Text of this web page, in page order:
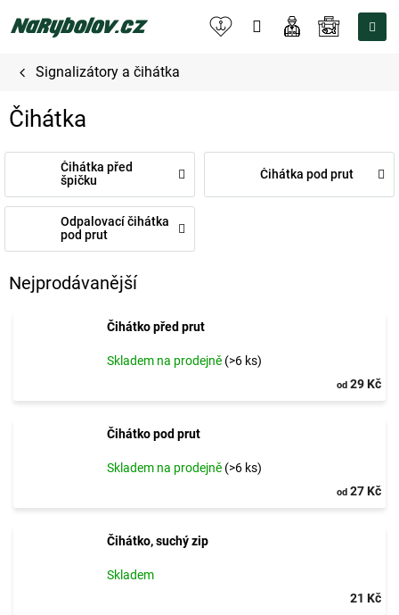
na
NÁKUPNÍ
Signalizátory a čihátka
Čihátka
Čihátka před
špičku
Čihátka pod prut
Odpalovací čihátka
pod prut
Nejprodávanější
Čihátko před prut
Skladem na prodejně (>6 ks)
od 29 Kč
Čihátko pod prut
Skladem na prodejně (>6 ks)
od 27 Kč
Čihátko, suchý zip
Skladem
21 Kč